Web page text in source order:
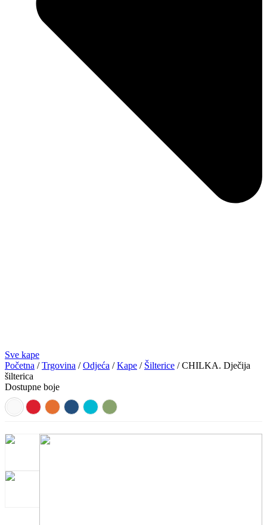
Sve kape
Početna /Trgovina /Odjeća /Kape / Šilterice / CHILKA. Dječija
šilterica
Dostupne boje